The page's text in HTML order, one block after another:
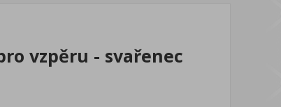
vzpěru - svařenec